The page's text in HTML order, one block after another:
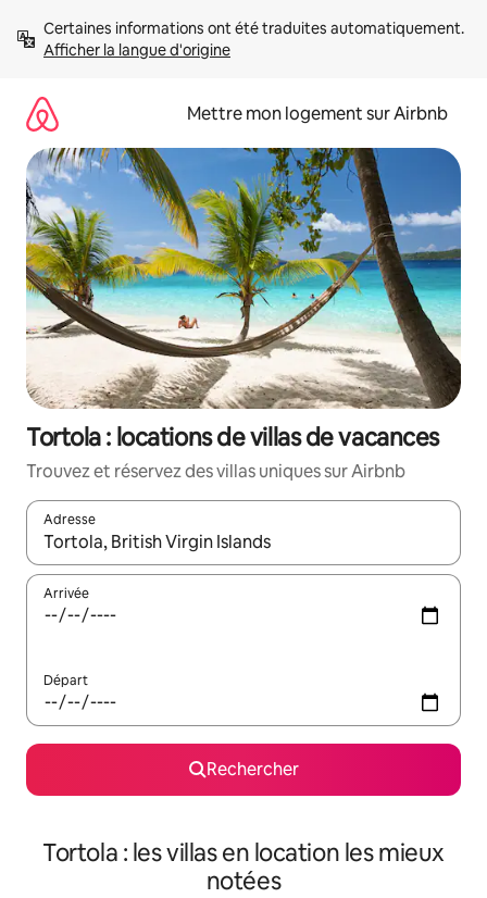
directement
Afficher la langue d'origine
Mettre mon logement sur Airbnb
Tortola : locations de villas de vacances
Trouvez et réservez des villas uniques sur Airbnb
Adresse
Lorsque les résultats s'affichent, utilisez les flèches vers le
Arrivée
Départ
Rechercher
Tortola : les villas en location les mieux
notées